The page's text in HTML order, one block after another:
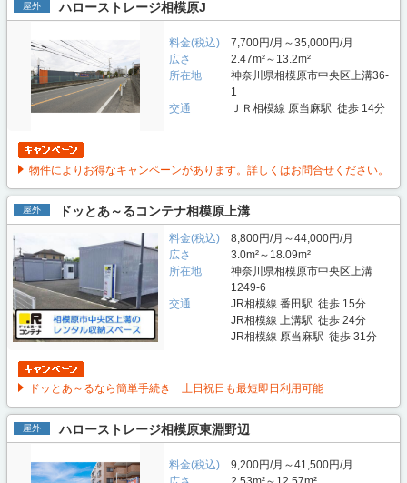
屋外 ハローストレージ相模原J
料金(税込)
7,700円/月～35,000円/月
広さ
2.47m²～13.2m²
所在地
神奈川県相模原市中央区上溝36-
1
交通
ＪＲ相模線 原当麻駅 徒歩 14分
物件によりお得なキャンペーンがあります。詳しくはお問合せください。
屋外 ドッとあ～るコンテナ相模原上溝
料金(税込)
8,800円/月～44,000円/月
広さ
3.0m²～18.09m²
所在地
神奈川県相模原市中央区上溝
1249-6
交通
JR相模線 番田駅 徒歩 15分
JR相模線 上溝駅 徒歩 24分
JR相模線 原当麻駅 徒歩 31分
ドッとあ～るなら簡単手続き 土日祝日も最短即日利用可能
屋外 ハローストレージ相模原東淵野辺
料金(税込)
9,200円/月～41,500円/月